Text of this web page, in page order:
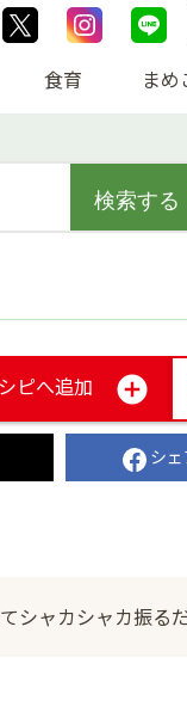
食育 ま
ピへ追加
シェ
シャカシャカ振る